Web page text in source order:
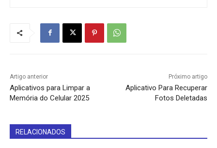
Artigo anterior
Aplicativos para Limpar a
Memória do Celular 2025
Próximo artigo
Aplicativo Para Recuperar
Fotos Deletadas
RELACIONADOS